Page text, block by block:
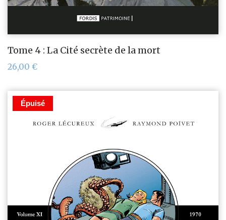
Tome 4 : La Cité secrète de la mort
26,00 €
Épuisé